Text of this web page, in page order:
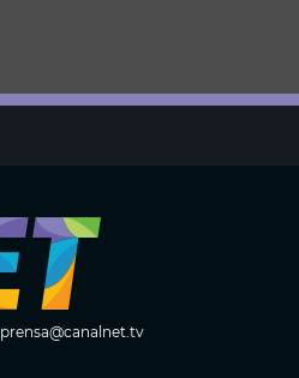
prensa@canalnet.tv